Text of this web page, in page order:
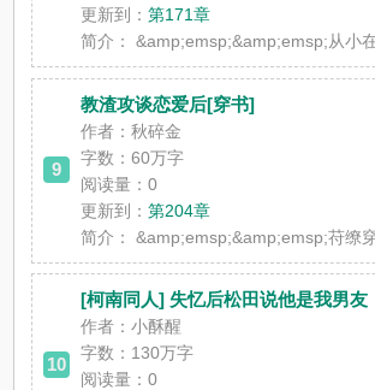
更新到：第171章
简介：
&amp;emsp;&amp;emsp;从小
9
教渣攻谈恋爱后[穿书]
作者：秋碎金
字数：60万字
阅读量：0
更新到：第204章
简介：
&amp;emsp;&amp;emsp;苻缭
10
[柯南同人] 失忆后松田说他是我男友
作者：小酥醒
字数：130万字
阅读量：0